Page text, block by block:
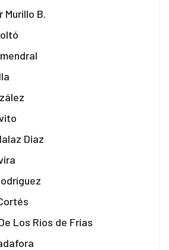
Murillo B.
Diaz
Los Ríos de Frías